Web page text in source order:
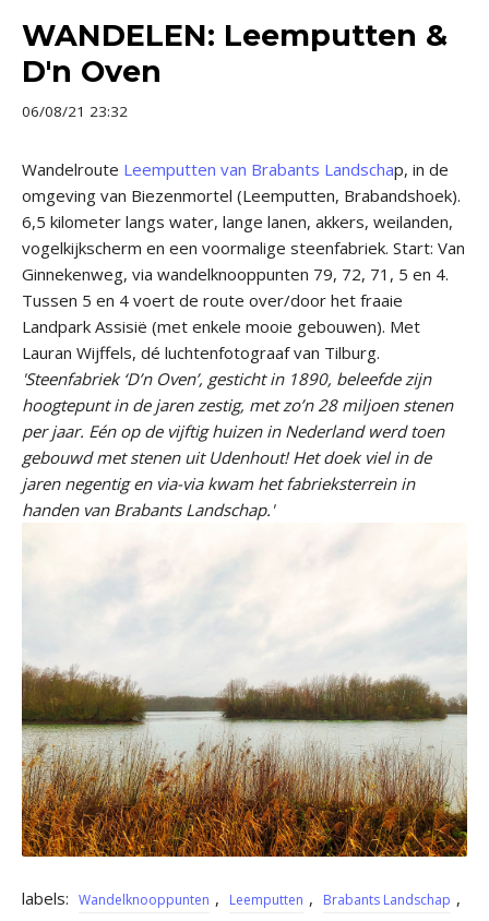
WANDELEN: Leemputten &
D'n Oven
06/08/21 23:32
Wandelroute Leemputten van Brabants Landschap, in de
omgeving van Biezenmortel (Leemputten, Brabandshoek).
6,5 kilometer langs water, lange lanen, akkers, weilanden,
vogelkijkscherm en een voormalige steenfabriek. Start: Van
Ginnekenweg, via wandelknooppunten 79, 72, 71, 5 en 4.
Tussen 5 en 4 voert de route over/door het fraaie
Landpark Assisië (met enkele mooie gebouwen). Met
Lauran Wijffels, dé luchtenfotograaf van Tilburg.
'Steenfabriek ‘D’n Oven’, gesticht in 1890, beleefde zijn
hoogtepunt in de jaren zestig, met zo’n 28 miljoen stenen
per jaar. Eén op de vijftig huizen in Nederland werd toen
gebouwd met stenen uit Udenhout! Het doek viel in de
jaren negentig en via-via kwam het fabrieksterrein in
handen van Brabants Landschap.'
labels: Wandelknooppunten , Leemputten , Brabants Landschap ,